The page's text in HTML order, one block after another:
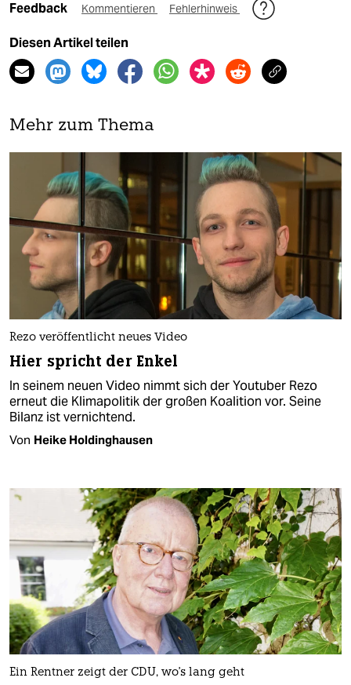
Feedback Kommentieren Fehlerhinweis
Diesen Artikel teilen
Mehr zum Thema
Rezo veröffentlicht neues Video
Hier spricht der Enkel
In seinem neuen Video nimmt sich der Youtuber Rezo
erneut die Klimapolitik der großen Koalition vor. Seine
Bilanz ist vernichtend.
Von Heike Holdinghausen
Ein Rentner zeigt der CDU, wo's lang geht